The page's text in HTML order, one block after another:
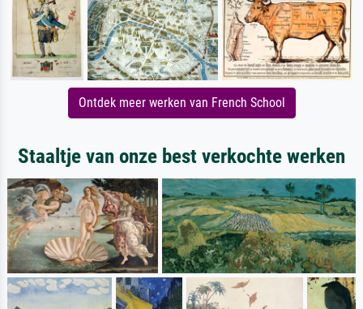
Ontdek meer werken van French School
Staaltje van onze best verkochte werken